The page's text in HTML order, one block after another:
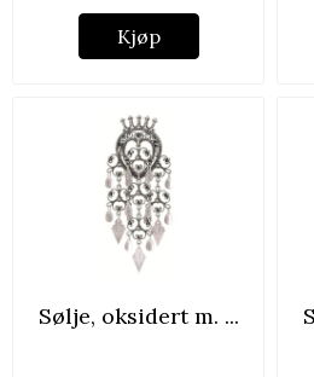
Kjøp
Sølje, oksidert m. ...